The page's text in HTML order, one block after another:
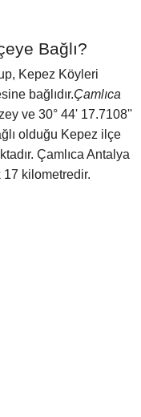
Bağlı?
Kepez Köyleri
bağlıdır.Çamlıca
ve 30° 44' 17.7108''
olduğu Kepez ilçe
Çamlıca Antalya
kilometredir.